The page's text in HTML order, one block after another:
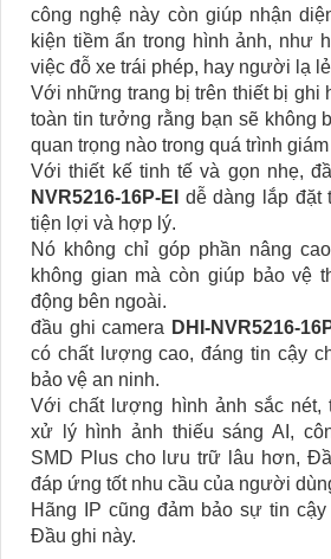
công nghệ này còn giúp nhận
kiện tiềm ẩn trong hình ảnh, như
việc đỗ xe trái phép, hay người lạ
Với những trang bị trên thiết bị ghi
toàn tin tưởng rằng bạn sẽ không
quan trọng nào trong quá trình giám
Với thiết kế tinh tế và gọn nhẹ,
NVR5216-16P-EI
dễ dàng lắp đặt
tiện lợi và hợp lý.
Nó không chỉ góp phần nâng
không gian mà còn giúp bảo vệ
động bên ngoài.
đầu ghi camera DHI-NVR5216-
có chất lượng cao, đáng tin cậy
bảo vệ an ninh.
Với chất lượng hình ảnh sắc nét,
xử lý hình ảnh thiếu sáng AI,
SMD Plus cho lưu trữ lâu hơn,
đáp ứng tốt nhu cầu của người
Hãng IP cũng đảm bảo sự tin
Đầu ghi này.